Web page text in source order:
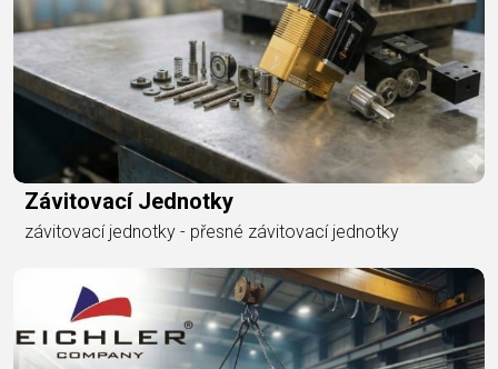
Závitovací Jednotky
závitovací jednotky - přesné závitovací jednotky